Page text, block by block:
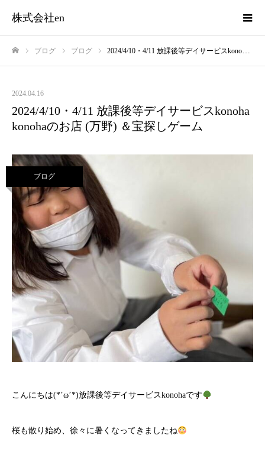
株式会社en
ブログ ブログ 2024/4/10・4/11 放課後等デイサービスkonoha konohaのお店 (万野) ＆宝探しゲーム
2024.04.16
2024/4/10・4/11 放課後等デイサービスkonoha
konohaのお店 (万野) ＆宝探しゲーム
ブログ
こんにちは(*’ω’*)放課後等デイサービスkonohaです
桜も散り始め、徐々に暑くなってきましたね